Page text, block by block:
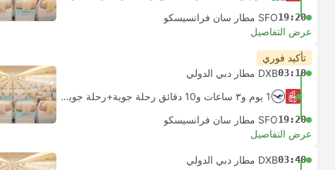
19:20SFO مطار سان فرانسيسكو
عرض التفاصيل
تأكيد فوري
03:10DXB مطار دبي الدولي
1 يوم و٣ ساعات و‫10 دقائق رحلة جوية+رحلة جوية. الاتصال الذاتي
19:20SFO مطار سان فرانسيسكو
عرض التفاصيل
03:40DXB مطار دبي الدولي